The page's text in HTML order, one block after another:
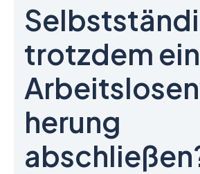
trotzdem
herung